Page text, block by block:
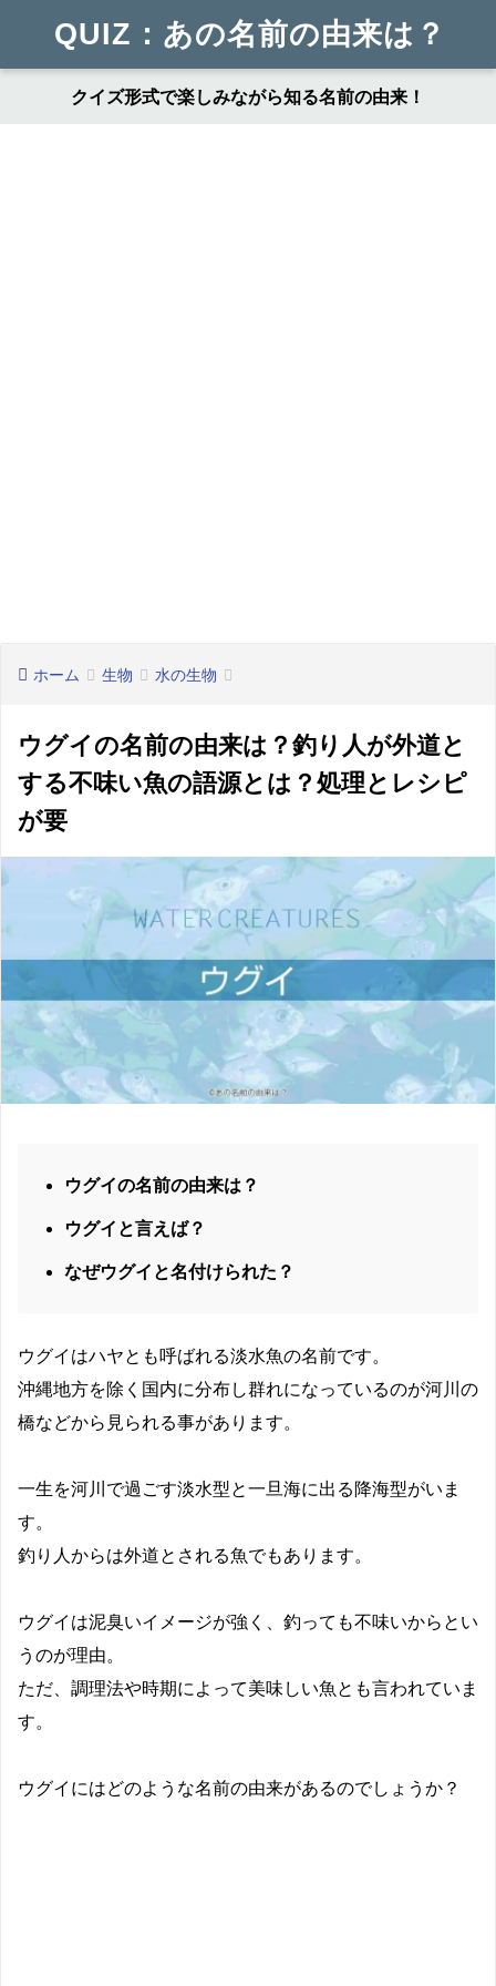
QUIZ：あの名前の由来は？
クイズ形式で楽しみながら知る名前の由来！
ホーム 生物 水の生物
ウグイの名前の由来は？釣り人が外道と
する不味い魚の語源とは？処理とレシピ
が要
ウグイの名前の由来は？
ウグイと言えば？
なぜウグイと名付けられた？
ウグイはハヤとも呼ばれる淡水魚の名前です。
沖縄地方を除く国内に分布し群れになっているのが河川の
橋などから見られる事があります。
一生を河川で過ごす淡水型と一旦海に出る降海型がいま
す。
釣り人からは外道とされる魚でもあります。
ウグイは泥臭いイメージが強く、釣っても不味いからとい
うのが理由。
ただ、調理法や時期によって美味しい魚とも言われていま
す。
ウグイにはどのような名前の由来があるのでしょうか？